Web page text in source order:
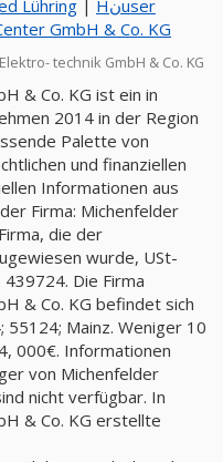
Lühring | Hنuser
GmbH & Co. KG
technik GmbH & Co. KG
& Co. KG ist ein in
2014 in der Region
Palette von
und finanziellen
Informationen aus
Firma: Michenfelder
die der
wurde, USt-
Die Firma
& Co. KG befindet sich
Mainz. Weniger 10
000€. Informationen
von Michenfelder
nicht verfügbar. In
& Co. KG erstellte